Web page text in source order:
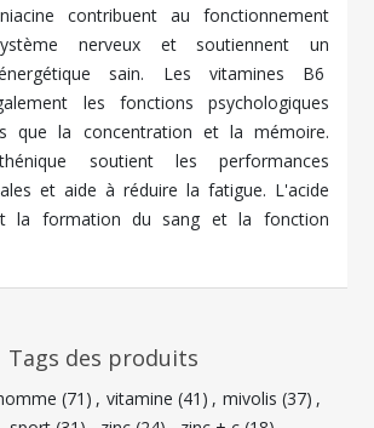
contribuent au fonctionnement
nerveux et soutiennent un
sain. Les vitamines B6
les fonctions psychologiques
que la concentration et la mémoire.
soutient les performances
et aide à réduire la fatigue. L'acide
la formation du sang et la fonction
Tags des produits
(71) , vitamine (41) , mivolis (37) ,